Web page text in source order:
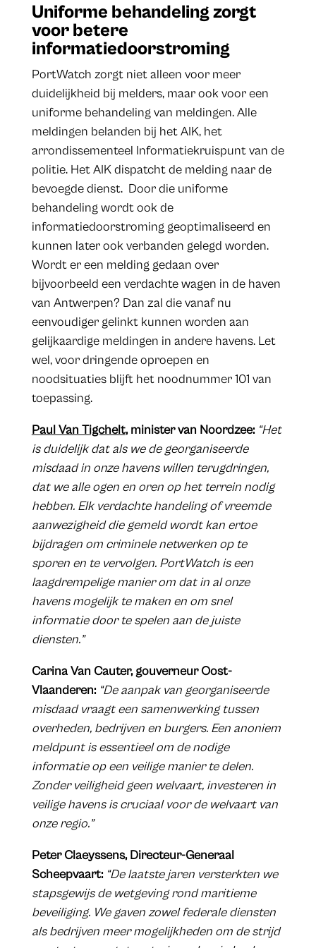
Uniforme behandeling zorgt
voor betere
informatiedoorstroming
PortWatch zorgt niet alleen voor meer
duidelijkheid bij melders, maar ook voor een
uniforme behandeling van meldingen. Alle
meldingen belanden bij het AIK, het
arrondissementeel Informatiekruispunt van de
politie. Het AIK dispatcht de melding naar de
bevoegde dienst. Door die uniforme
behandeling wordt ook de
informatiedoorstroming geoptimaliseerd en
kunnen later ook verbanden gelegd worden.
Wordt er een melding gedaan over
bijvoorbeeld een verdachte wagen in de haven
van Antwerpen? Dan zal die vanaf nu
eenvoudiger gelinkt kunnen worden aan
gelijkaardige meldingen in andere havens. Let
wel, voor dringende oproepen en
noodsituaties blijft het noodnummer 101 van
toepassing.
Paul Van Tigchelt, minister van Noordzee: “Het
is duidelijk dat als we de georganiseerde
misdaad in onze havens willen terugdringen,
dat we alle ogen en oren op het terrein nodig
hebben. Elk verdachte handeling of vreemde
aanwezigheid die gemeld wordt kan ertoe
bijdragen om criminele netwerken op te
sporen en te vervolgen. PortWatch is een
laagdrempelige manier om dat in al onze
havens mogelijk te maken en om snel
informatie door te spelen aan de juiste
diensten.”
Carina Van Cauter, gouverneur Oost-
Vlaanderen: “De aanpak van georganiseerde
misdaad vraagt een samenwerking tussen
overheden, bedrijven en burgers. Een anoniem
meldpunt is essentieel om de nodige
informatie op een veilige manier te delen.
Zonder veiligheid geen welvaart, investeren in
veilige havens is cruciaal voor de welvaart van
onze regio.”
Peter Claeyssens, Directeur-Generaal
Scheepvaart:“De laatste jaren versterkten we
stapsgewijs de wetgeving rond maritieme
beveiliging. We gaven zowel federale diensten
als bedrijven meer mogelijkheden om de strijd